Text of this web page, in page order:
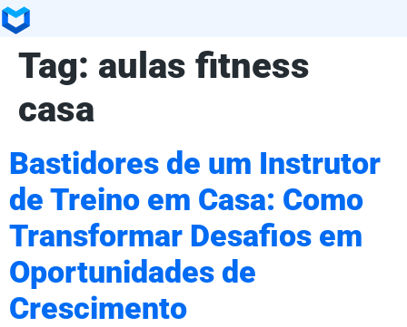
Tag: aulas fitness
casa
Bastidores de um Instrutor
de Treino em Casa: Como
Transformar Desafios em
Oportunidades de
Crescimento